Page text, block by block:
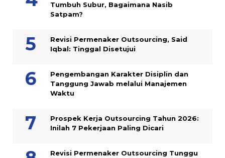
Tumbuh Subur, Bagaimana Nasib
Satpam?
Revisi Permenaker Outsourcing, Said
Iqbal: Tinggal Disetujui
Pengembangan Karakter Disiplin dan
Tanggung Jawab melalui Manajemen
Waktu
Prospek Kerja Outsourcing Tahun 2026:
Inilah 7 Pekerjaan Paling Dicari
Revisi Permenaker Outsourcing Tunggu